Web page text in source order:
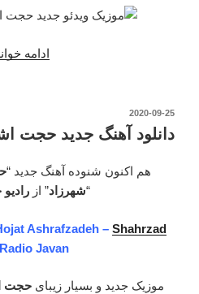
ادامه
نوشته‌شده
2020-09-25
دانلود آهنگ جدید حجت
هم اکنون شنوده آهنگ جدید “
“شهرزاد” از
Ashrafzadeh – Shahrzad
Javan
موزیک جدید و بسیار زیبای حجت